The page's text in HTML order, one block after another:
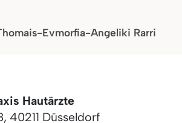
Evmorfia-Angeliki Rarri
Hautärzte
, 40211 Düsseldorf